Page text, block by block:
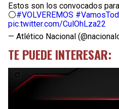
Estos son los convocados
⚪️#VOLVEREMOS
pic.twitter.com/CulOhLza22
— Atlético Nacional
TE PUEDE INTERESAR: